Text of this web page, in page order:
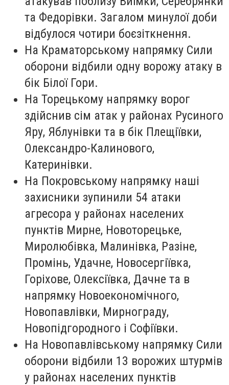
та Федорівки. Загалом минулої доби
відбулося чотири боєзіткнення.
На Краматорському напрямку Сили
оборони відбили одну ворожу атаку в
бік Білої Гори.
На Торецькому напрямку ворог
здійснив сім атак у районах Русиного
Яру, Яблунівки та в бік Плещіївки,
Олександро-Калинового,
Катеринівки.
На Покровському напрямку наші
захисники зупинили 54 атаки
агресора у районах населених
пунктів Мирне, Новоторецьке,
Миролюбівка, Малинівка, Разіне,
Промінь, Удачне, Новосергіївка,
Горіхове, Олексіївка, Дачне та в
напрямку Новоекономічного,
Новопавлівки, Мирнограду,
Новопідгородного і Софіївки.
На Новопавлівському напрямку Сили
оборони відбили 13 ворожих штурмів
у районах населених пунктів